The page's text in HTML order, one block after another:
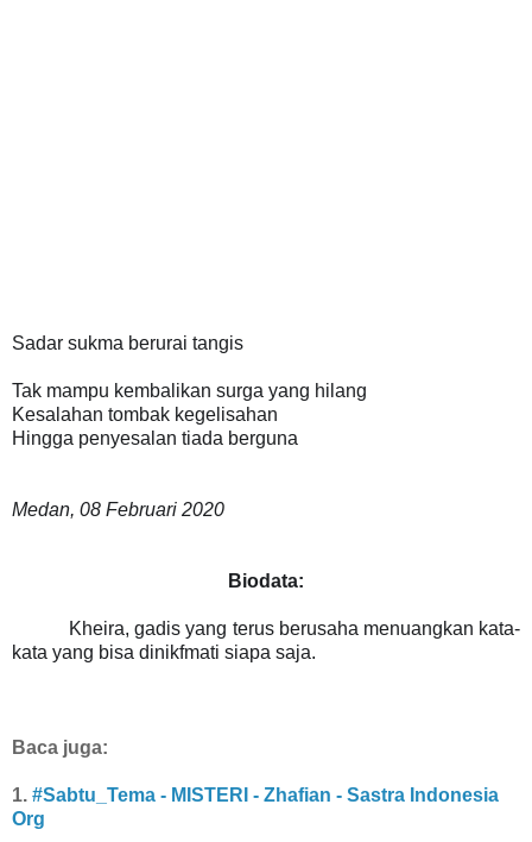
Sadar sukma berurai tangis
Tak mampu kembalikan surga yang hilang
Kesalahan tombak kegelisahan
Hingga penyesalan tiada berguna
Medan, 08 Februari 2020
Biodata:
Kheira, gadis yang terus berusaha menuangkan kata-
kata yang bisa dinikfmati siapa saja.
Baca juga:
1. #Sabtu_Tema - MISTERI - Zhafian - Sastra Indonesia
Org